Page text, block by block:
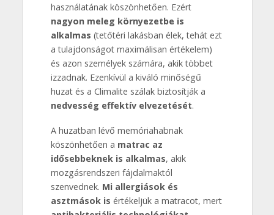
használatának köszönhetően. Ezért
nagyon meleg környezetbe is
alkalmas (tetőtéri lakásban élek, tehát ezt
a tulajdonságot maximálisan értékelem)
és azon személyek számára, akik többet
izzadnak. Ezenkívül a kiváló minőségű
huzat és a Climalite szálak biztosítják a
nedvesség effektív elvezetését.
A huzatban lévő memóriahabnak
köszönhetően a matrac az
idősebbeknek is alkalmas, akik
mozgásrendszeri fájdalmaktól
szenvednek. Mi allergiások és
asztmások is értékeljük a matracot, mert